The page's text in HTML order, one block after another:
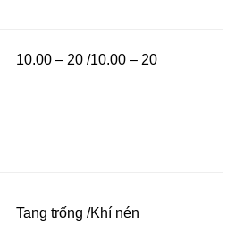
10.00 – 20 /10.00 – 20
Tang trống /Khí nén